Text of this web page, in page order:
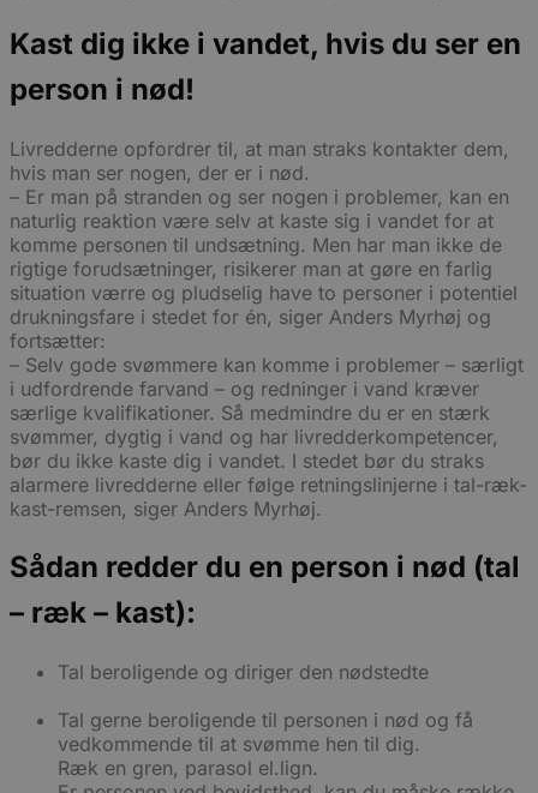
Kast dig ikke i vandet, hvis du ser en
person i nød!
Livredderne opfordrer til, at man straks kontakter dem,
hvis man ser nogen, der er i nød.
– Er man på stranden og ser nogen i problemer, kan en
naturlig reaktion være selv at kaste sig i vandet for at
komme personen til undsætning. Men har man ikke de
rigtige forudsætninger, risikerer man at gøre en farlig
situation værre og pludselig have to personer i potentiel
drukningsfare i stedet for én, siger Anders Myrhøj og
fortsætter:
– Selv gode svømmere kan komme i problemer – særligt
i udfordrende farvand – og redninger i vand kræver
særlige kvalifikationer. Så medmindre du er en stærk
svømmer, dygtig i vand og har livredderkompetencer,
bør du ikke kaste dig i vandet. I stedet bør du straks
alarmere livredderne eller følge retningslinjerne i tal-ræk-
kast-remsen, siger Anders Myrhøj.
Sådan redder du en person i nød (tal
– ræk – kast):
Tal beroligende og diriger den nødstedte
Tal gerne beroligende til personen i nød og få
vedkommende til at svømme hen til dig.
Ræk en gren, parasol el.lign.